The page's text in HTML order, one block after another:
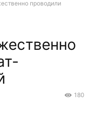
проводили
180